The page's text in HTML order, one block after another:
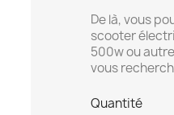
De là, vous
scooter
500w ou
vous
Quantité